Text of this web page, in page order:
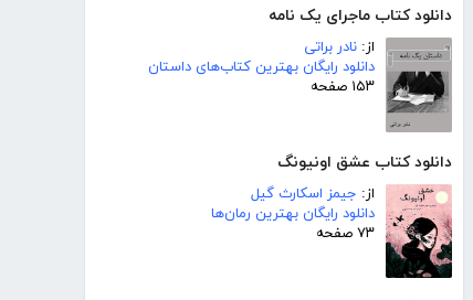
دانلود کتاب ماجرای یک نامه
از: نادر براتی
دانلود رایگان بهترین کتاب‌های داستان
۱۵۳ صفحه
دانلود کتاب عشق اونیونگ
از: جیمز اسکارث گیل
دانلود رایگان بهترین رمان‌ها
۷۳ صفحه